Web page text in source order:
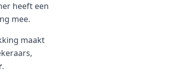
heeft een
mee.
maakt
.